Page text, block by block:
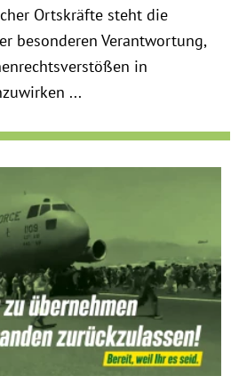
Ortskräfte steht die
besonderen Verantwortung,
in
...